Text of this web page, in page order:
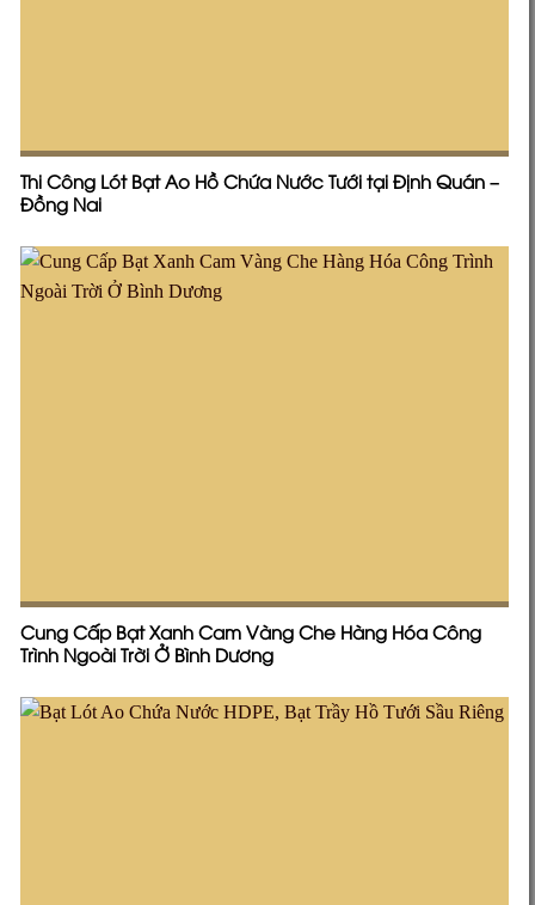
Thi Công Lót Bạt Ao Hồ Chứa Nước Tưới tại Định Quán –
Đồng Nai
Cung Cấp Bạt Xanh Cam Vàng Che Hàng Hóa Công
Trình Ngoài Trời Ở Bình Dương